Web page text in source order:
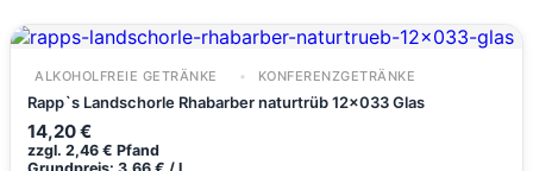
ALKOHOLFREIE GETRÄNKE KONFERENZGETRÄNKE
Rapp`s Landschorle Rhabarber naturtrüb 12x033 Glas
14,20€
zzgl. 2,46 € Pfand